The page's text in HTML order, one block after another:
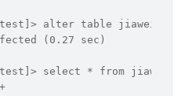
alter table
(0.27 sec)
select * from